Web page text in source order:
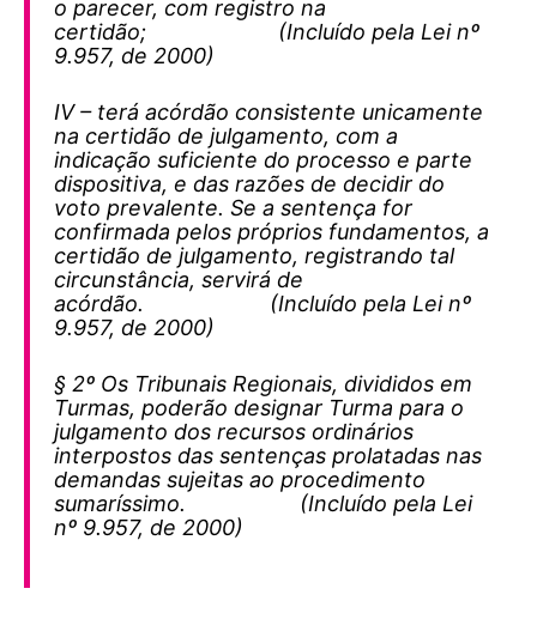
o parecer, com registro na
certidão; (Incluído pela Lei nº
9.957, de 2000)
IV – terá acórdão consistente unicamente
na certidão de julgamento, com a
indicação suficiente do processo e parte
dispositiva, e das razões de decidir do
voto prevalente. Se a sentença for
confirmada pelos próprios fundamentos, a
certidão de julgamento, registrando tal
circunstância, servirá de
acórdão. (Incluído pela Lei nº
9.957, de 2000)
§ 2º Os Tribunais Regionais, divididos em
Turmas, poderão designar Turma para o
julgamento dos recursos ordinários
interpostos das sentenças prolatadas nas
demandas sujeitas ao procedimento
sumaríssimo. (Incluído pela Lei
nº 9.957, de 2000)